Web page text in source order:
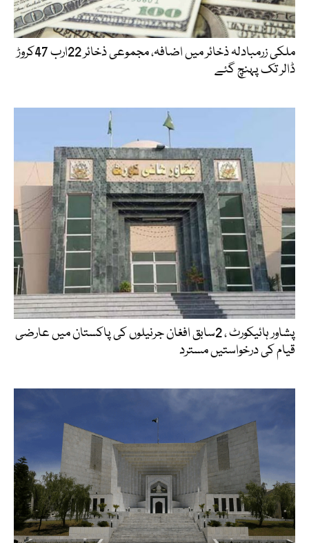
ملکی زرمبادلہ ذخائر میں اضافہ، مجموعی ذخائر 22ارب 47کروڑ
ڈالر تک پہنچ گئے
پشاور ہائیکورٹ ، 2سابق افغان جرنیلوں کی پاکستان میں عارضی
قیام کی درخواستیں مسترد